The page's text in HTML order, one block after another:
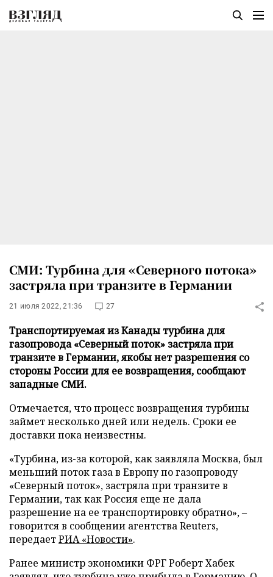
СМИ: Турбина для «Северного потока»
застряла при транзите в Германии
21 июля 2022, 21:36 27
Транспортируемая из Канады турбина для
газопровода «Северный поток» застряла при
транзите в Германии, якобы нет разрешения со
стороны России для ее возвращения, сообщают
западные СМИ.
Отмечается, что процесс возвращения турбины
займет несколько дней или недель. Сроки ее
доставки пока неизвестны.
«Турбина, из-за которой, как заявляла Москва, был
меньший поток газа в Европу по газопроводу
«Северный поток», застряла при транзите в
Германии, так как Россия еще не дала
разрешение на ее транспортировку обратно», –
говорится в сообщении агентства Reuters,
передаетРИА «Новости».
Ранее министр экономики ФРГ Роберт Хабек